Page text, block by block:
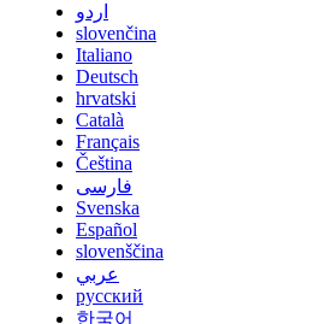
اردو
slovenčina
Italiano
Deutsch
hrvatski
Català
Français
Čeština
فارسی
Svenska
Español
slovenščina
عربي
русский
한국어